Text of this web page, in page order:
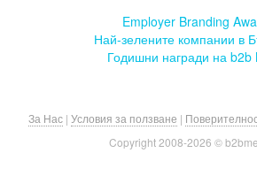
Employer Branding
Най-зелените компании в
Годишни награди на b2b
За Нас | Условия за ползване |
Copyright 2008-2026 ©